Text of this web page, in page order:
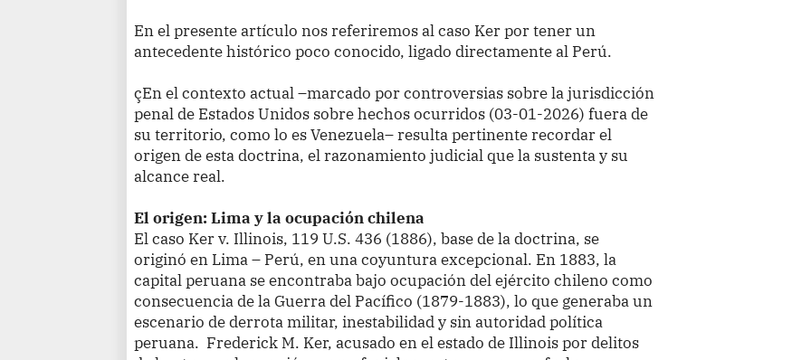
En el presente artículo nos referiremos al caso Ker por tener un
antecedente histórico poco conocido, ligado directamente al Perú.
çEn el contexto actual –marcado por controversias sobre la jurisdicción
penal de Estados Unidos sobre hechos ocurridos (03-01-2026) fuera de
su territorio, como lo es Venezuela– resulta pertinente recordar el
origen de esta doctrina, el razonamiento judicial que la sustenta y su
alcance real.
El origen: Lima y la ocupación chilena
El caso Ker v. Illinois, 119 U.S. 436 (1886), base de la doctrina, se
originó en Lima – Perú, en una coyuntura excepcional. En 1883, la
capital peruana se encontraba bajo ocupación del ejército chileno como
consecuencia de la Guerra del Pacífico (1879-1883), lo que generaba un
escenario de derrota militar, inestabilidad y sin autoridad política
peruana. Frederick M. Ker, acusado en el estado de Illinois por delitos